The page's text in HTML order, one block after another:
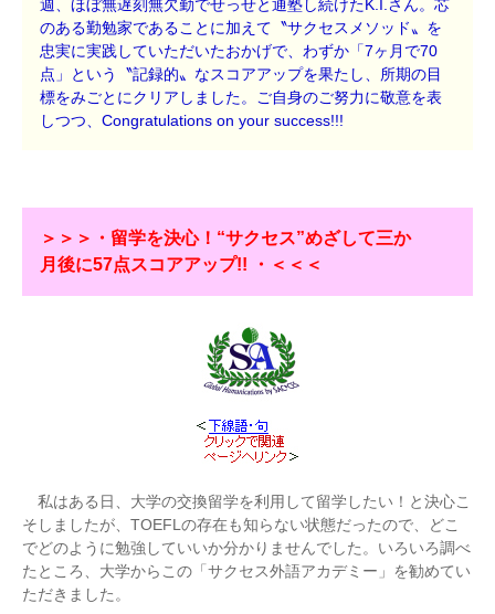
週、ほぼ無遅刻無欠勤でせっせと通塾し続けたK.I.さん。芯
のある勤勉家であることに加えて〝サクセスメソッド〟を
忠実に実践していただいたおかげで、わずか「7ヶ月で70
点」という〝記録的〟なスコアアップを果たし、所期の目
標をみごとにクリアしました。ご自身のご努力に敬意を表
しつつ、Congratulations on your success!!!
＞＞＞・留学を決心！“サクセス”めざして三か
月後に57点スコアアップ!! ・＜＜＜
私はある日、大学の交換留学を利用して留学したい！と決心こ
そしましたが、TOEFLの存在も知らない状態だったので、どこ
でどのように勉強していいか分かりませんでした。いろいろ調べ
たところ、大学からこの「サクセス外語アカデミー」を勧めてい
ただきました。